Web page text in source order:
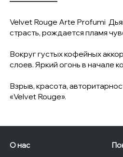
Velvet Rouge Arte Profumi
страсть, рождается пламя
Вокруг густых кофейных
слоев. Яркий огонь в начале
Взрыв, красота,
«Velvet Rouge».
О нас